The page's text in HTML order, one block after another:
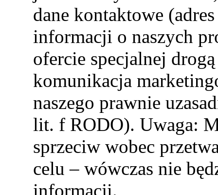
dane kontaktowe
informacji o naszych
ofercie specjalnej
komunikacja
naszego prawnie
lit. f RODO). Uwaga:
sprzeciw wobec
celu – wówczas nie
informacji.